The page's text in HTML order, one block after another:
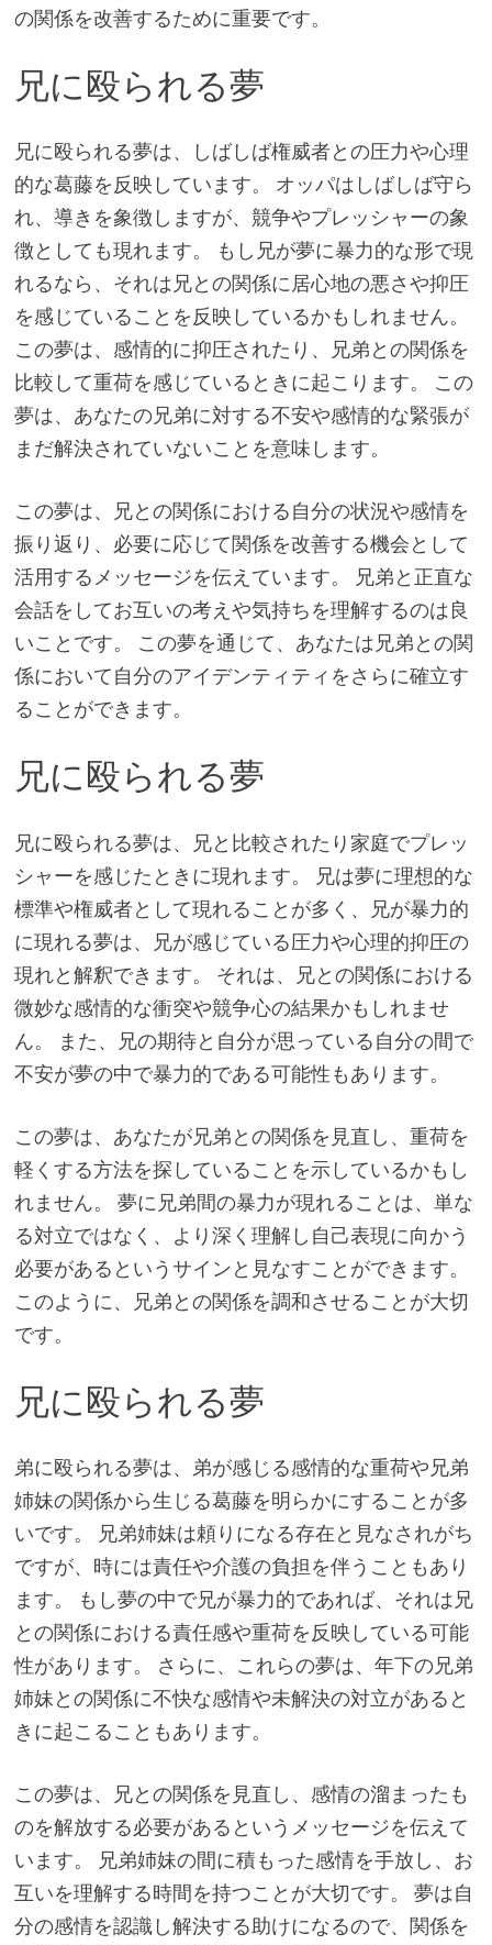
の関係を改善するために重要です。
兄に殴られる夢
兄に殴られる夢は、しばしば権威者との圧力や心理
的な葛藤を反映しています。 オッパはしばしば守ら
れ、導きを象徴しますが、競争やプレッシャーの象
徴としても現れます。 もし兄が夢に暴力的な形で現
れるなら、それは兄との関係に居心地の悪さや抑圧
を感じていることを反映しているかもしれません。
この夢は、感情的に抑圧されたり、兄弟との関係を
比較して重荷を感じているときに起こります。 この
夢は、あなたの兄弟に対する不安や感情的な緊張が
まだ解決されていないことを意味します。
この夢は、兄との関係における自分の状況や感情を
振り返り、必要に応じて関係を改善する機会として
活用するメッセージを伝えています。 兄弟と正直な
会話をしてお互いの考えや気持ちを理解するのは良
いことです。 この夢を通じて、あなたは兄弟との関
係において自分のアイデンティティをさらに確立す
ることができます。
兄に殴られる夢
兄に殴られる夢は、兄と比較されたり家庭でプレッ
シャーを感じたときに現れます。 兄は夢に理想的な
標準や権威者として現れることが多く、兄が暴力的
に現れる夢は、兄が感じている圧力や心理的抑圧の
現れと解釈できます。 それは、兄との関係における
微妙な感情的な衝突や競争心の結果かもしれませ
ん。 また、兄の期待と自分が思っている自分の間で
不安が夢の中で暴力的である可能性もあります。
この夢は、あなたが兄弟との関係を見直し、重荷を
軽くする方法を探していることを示しているかもし
れません。 夢に兄弟間の暴力が現れることは、単な
る対立ではなく、より深く理解し自己表現に向かう
必要があるというサインと見なすことができます。
このように、兄弟との関係を調和させることが大切
です。
兄に殴られる夢
弟に殴られる夢は、弟が感じる感情的な重荷や兄弟
姉妹の関係から生じる葛藤を明らかにすることが多
いです。 兄弟姉妹は頼りになる存在と見なされがち
ですが、時には責任や介護の負担を伴うこともあり
ます。 もし夢の中で兄が暴力的であれば、それは兄
との関係における責任感や重荷を反映している可能
性があります。 さらに、これらの夢は、年下の兄弟
姉妹との関係に不快な感情や未解決の対立があると
きに起こることもあります。
この夢は、兄との関係を見直し、感情の溜まったも
のを解放する必要があるというメッセージを伝えて
います。 兄弟姉妹の間に積もった感情を手放し、お
互いを理解する時間を持つことが大切です。 夢は自
分の感情を認識し解決する助けになるので、関係を